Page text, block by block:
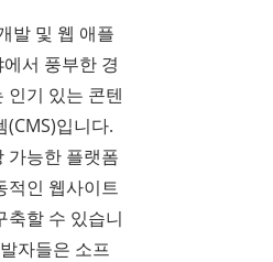
발 및 웹 애플
서 풍부한 경
인기 있는 콘텐
(CMS)입니다.
가능한 플랫폼
적인 웹사이트
축할 수 있습니
자들은 소프